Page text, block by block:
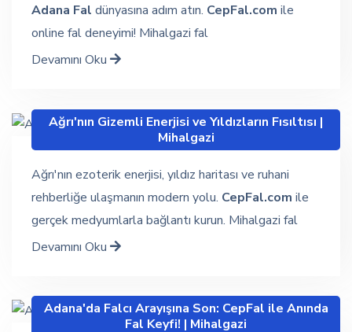
Adana Fal dünyasına adım atın. CepFal.com ile
online fal deneyimi! Mihalgazi fal
Devamını Oku
Ağrı'nın Gizemli Enerjisi ve Yıldızların Fısıltısı |
Mihalgazi
Ağrı'nın ezoterik enerjisi, yıldız haritası ve ruhani
rehberliğe ulaşmanın modern yolu. CepFal.com ile
gerçek medyumlarla bağlantı kurun. Mihalgazi fal
Devamını Oku
Adana'da Falcı Arayışına Son: CepFal ile Anında
Fal Keyfi! | Mihalgazi